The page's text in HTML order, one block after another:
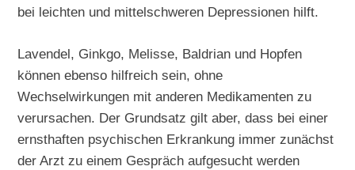
bei leichten und mittelschweren Depressionen hilft.
Lavendel, Ginkgo, Melisse, Baldrian und Hopfen
können ebenso hilfreich sein, ohne
Wechselwirkungen mit anderen Medikamenten zu
verursachen. Der Grundsatz gilt aber, dass bei einer
ernsthaften psychischen Erkrankung immer zunächst
der Arzt zu einem Gespräch aufgesucht werden